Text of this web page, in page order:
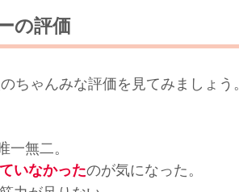
の評価
ちゃんみな評価を見てみましょう。
一無二。
いなかったのが気になった。